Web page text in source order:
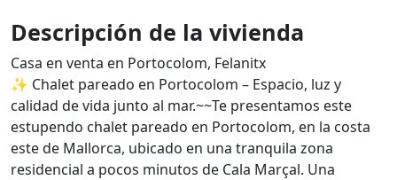
Descripción de la vivienda
Casa en venta en Portocolom, Felanitx
✨ Chalet pareado en Portocolom – Espacio, luz y
calidad de vida junto al mar.~~Te presentamos este
estupendo chalet pareado en Portocolom, en la costa
este de Mallorca, ubicado en una tranquila zona
residencial a pocos minutos de Cala Marçal. Una